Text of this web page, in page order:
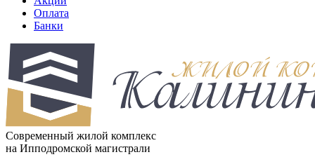
Оплата
Банки
Cовременный жилой комплекс
на Ипподромской магистрали